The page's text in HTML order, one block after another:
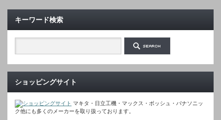
キーワード検索
ショッピングサイト
マキタ・日立工機・マックス・ボッシュ・パナソニッ
ク他にも多くのメーカーを取り扱っております。